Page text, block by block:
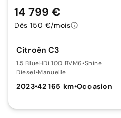
Citroën C3
1.5 BlueHDi 100 BVM6•Shine
Diesel•Manuelle
2023•42 165 km•Occasion
14 799 €
Dès 150 €/mois